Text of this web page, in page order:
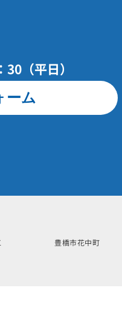
（平日）
ーム
月施工 豊橋市花